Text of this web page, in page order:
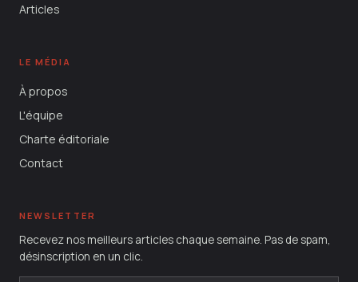
Articles
LE MÉDIA
À propos
L'équipe
Charte éditoriale
Contact
NEWSLETTER
Recevez nos meilleurs articles chaque semaine. Pas de spam,
désinscription en un clic.